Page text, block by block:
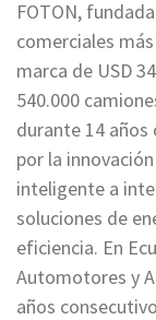
FOTON,
comerciales
marca de USD
540.000
durante 14 años
por la
inteligente a
soluciones de
eficiencia. En
Automotores y
años